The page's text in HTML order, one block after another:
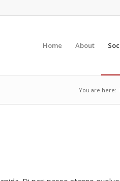
Home About
You are here: